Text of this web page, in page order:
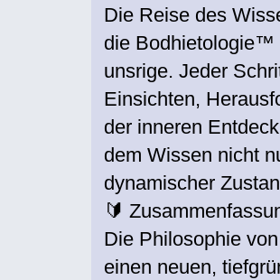
Die Reise des
die Bodhietologie™
unsrige. Jeder
Einsichten,
der inneren
dem Wissen nicht
dynamischer
🔰
Die Philosophie
einen neuen,